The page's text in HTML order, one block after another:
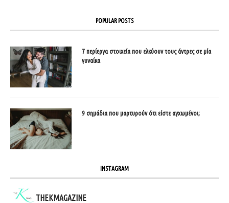
POPULAR POSTS
7 περίεργα στοιχεία που ελκύουν τους άντρες σε μία
γυναίκα
9 σημάδια που μαρτυρούν ότι είστε αγχωμένοι;
INSTAGRAM
THEKMAGAZINE